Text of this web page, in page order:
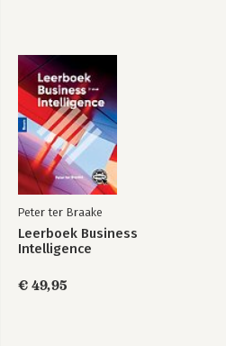
Peter ter Braake
Leerboek Business
Intelligence
€ 49,95